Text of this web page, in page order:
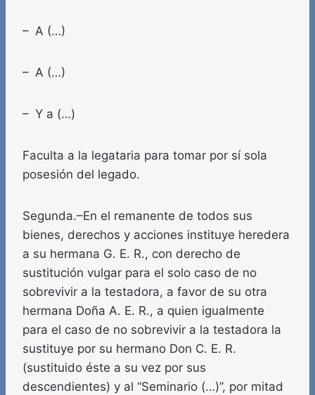
– A (…)
– A (…)
– Y a (…)
Faculta a la legataria para tomar por sí sola
posesión del legado.
Segunda.–En el remanente de todos sus
bienes, derechos y acciones instituye heredera
a su hermana G. E. R., con derecho de
sustitución vulgar para el solo caso de no
sobrevivir a la testadora, a favor de su otra
hermana Doña A. E. R., a quien igualmente
para el caso de no sobrevivir a la testadora la
sustituye por su hermano Don C. E. R.
(sustituido éste a su vez por sus
descendientes) y al “Seminario (…)”, por mitad